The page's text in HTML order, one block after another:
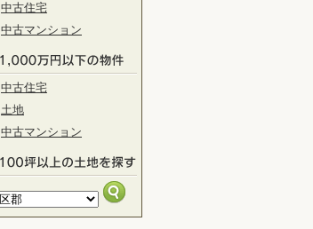
中古住宅
中古マンション
中古住宅
土地
中古マンション